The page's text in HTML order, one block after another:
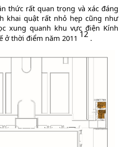
thức rất quan trọng và xác đáng
khai quật rất nhỏ hẹp cũng như
xung quanh khu vực điện Kính
ở thời điểm năm 2011 12 .